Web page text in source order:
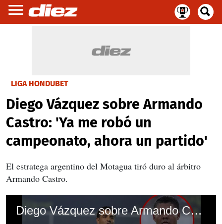
LIGA HONDUBET
Diego Vázquez sobre Armando
Castro: 'Ya me robó un
campeonato, ahora un partido'
El estratega argentino del Motagua tiró duro al árbitro
Armando Castro.
Diego Vázquez sobre Armando Castro: 'Ya me robó un campeonato, ahora un partido'